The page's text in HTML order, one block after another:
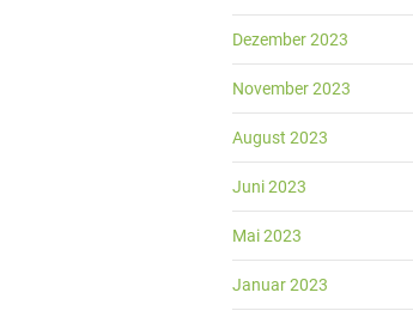
Dezember 2023
November 2023
August 2023
Juni 2023
Mai 2023
Januar 2023